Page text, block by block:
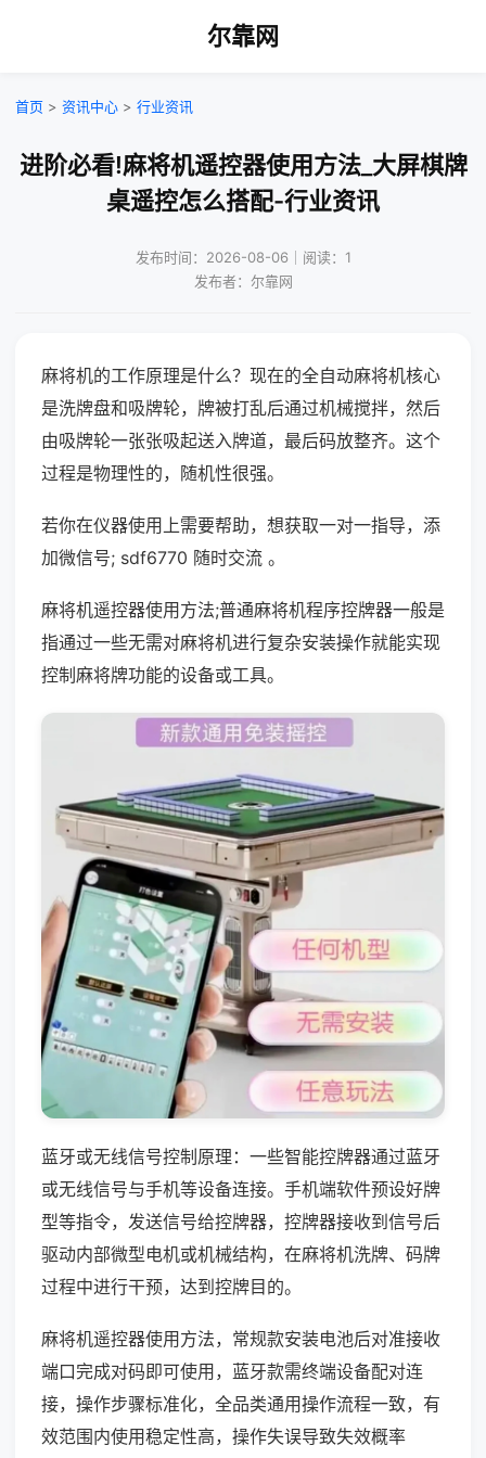
尔靠网
首页 > 资讯中心 > 行业资讯
进阶必看!麻将机遥控器使用方法_大屏棋牌
桌遥控怎么搭配-行业资讯
发布时间：2026-08-06｜阅读：1
发布者：尔靠网
麻将机的工作原理是什么？现在的全自动麻将机核心
是洗牌盘和吸牌轮，牌被打乱后通过机械搅拌，然后
由吸牌轮一张张吸起送入牌道，最后码放整齐。这个
过程是物理性的，随机性很强。
若你在仪器使用上需要帮助，想获取一对一指导，添
加微信号; sdf6770 随时交流 。
麻将机遥控器使用方法;普通麻将机程序控牌器一般是
指通过一些无需对麻将机进行复杂安装操作就能实现
控制麻将牌功能的设备或工具。
蓝牙或无线信号控制原理：一些智能控牌器通过蓝牙
或无线信号与手机等设备连接。手机端软件预设好牌
型等指令，发送信号给控牌器，控牌器接收到信号后
驱动内部微型电机或机械结构，在麻将机洗牌、码牌
过程中进行干预，达到控牌目的。
麻将机遥控器使用方法，常规款安装电池后对准接收
端口完成对码即可使用，蓝牙款需终端设备配对连
接，操作步骤标准化，全品类通用操作流程一致，有
效范围内使用稳定性高，操作失误导致失效概率